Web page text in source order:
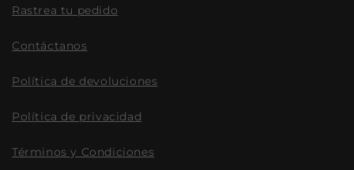
Rastrea tu pedido
Contáctanos
Política de devoluciones
Política de privacidad
Términos y Condiciones